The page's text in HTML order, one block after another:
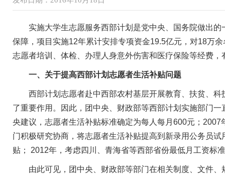
实施大学生志愿服务西部计划是党中央、国务院做出的
保障，项目实施12年累计安排专项资金19.5亿元，对18万
志愿者培训、体检、办理人身意外伤害和医疗保险等经费
一、关于提高西部计划志愿者生活补贴问题
西部计划志愿者赴中西部农村基层开展教育、扶贫、科
了重要作用。因此，团中央、财政部等西部计划实施部门
央建议，志愿者生活补贴标准确定为每人每月600元；
门积极研究协商，将志愿者生活补贴提高到新录用公务员
贴； 2012年，考虑四川、青海省等西部省份最低月工资标
由此可见，团中央、财政部等部门在相关制度、文件、